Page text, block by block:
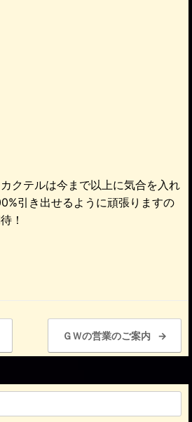
クテルは今まで以上に気合を入れ
引き出せるように頑張りますの
！
ＧＷの営業のご案内 →